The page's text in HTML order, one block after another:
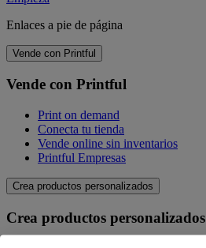
Enlaces a pie de página
Vende con Printful
Vende con Printful
Print on demand
Conecta tu tienda
Vende online sin inventarios
Printful Empresas
Crea productos personalizados
Crea productos personalizados